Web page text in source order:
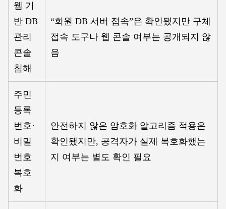
웹 기
반 DB
관리
콘솔
침해
“회원 DB 서버 접속”은 확인됐지만 구체
접속 도구나 웹 콘솔 여부는 공개되지 않
음
주민
등록
번호·
비밀
번호
복호
화
안전하지 않은 암호화 알고리즘 적용은
확인됐지만, 공격자가 실제 복호화했는
지 여부는 별도 확인 필요